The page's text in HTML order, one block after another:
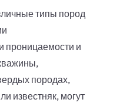
типы пород
проницаемости и
породах,
известняк, могут